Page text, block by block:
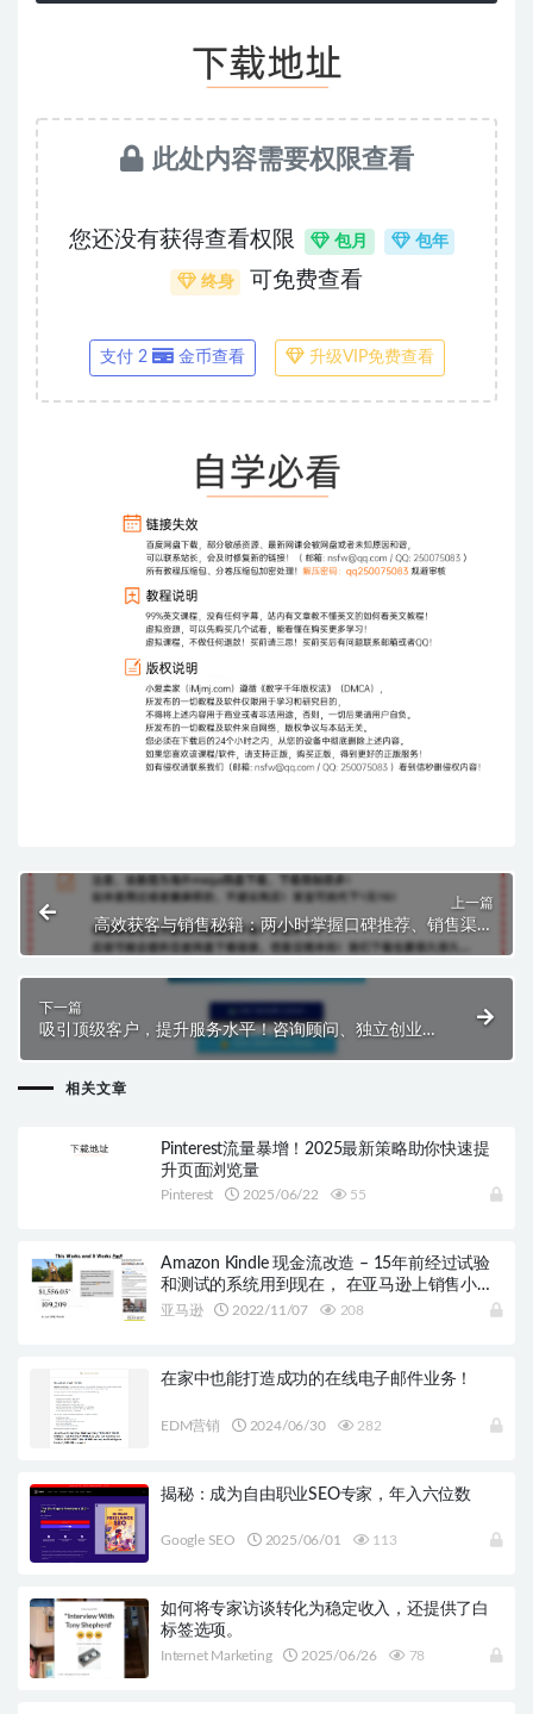
此处内容需要权限查看
您还没有获得查看权限 包月 包年
终身 可免费查看
支付 2 金币查看 升级VIP免费查看
上一篇
高效获客与销售秘籍：两小时掌握口碑推荐、销售渠道
搭建及电话成交技巧($99.00)
下一篇
吸引顶级客户，提升服务水平！咨询顾问、独立创业者
和代理机构必备视频课程
相关文章
Pinterest流量暴增！2025最新策略助你快速提
升页面浏览量
Pinterest 2025/06/22 55
Amazon Kindle 现金流改造 – 15年前经过试验
和测试的系统用到现在， 在亚马逊上销售小说
和非小说内容！
亚马逊 2022/11/07 208
在家中也能打造成功的在线电子邮件业务！
EDM营销 2024/06/30 282
揭秘：成为自由职业SEO专家，年入六位数
Google SEO 2025/06/01 113
如何将专家访谈转化为稳定收入，还提供了白
标签选项。
Internet Marketing 2025/06/26 78